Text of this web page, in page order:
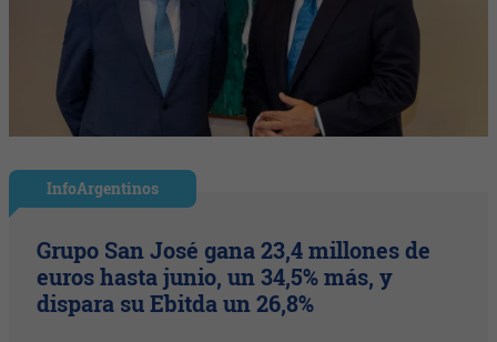
InfoArgentinos
Grupo San José gana 23,4 millones de
euros hasta junio, un 34,5% más, y
dispara su Ebitda un 26,8%